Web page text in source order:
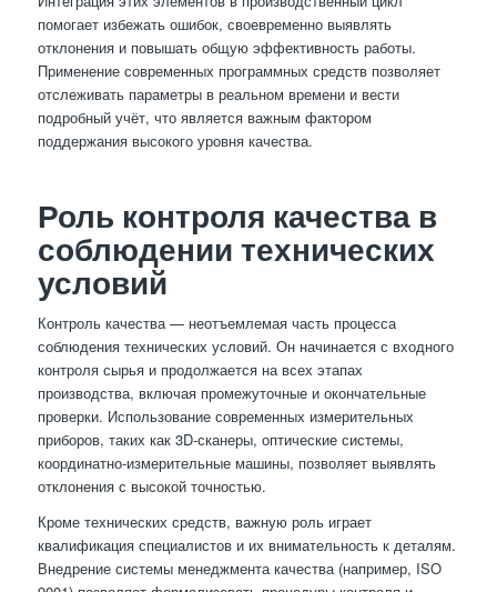
помогает избежать ошибок, своевременно выявлять
отклонения и повышать общую эффективность работы.
Применение современных программных средств позволяет
отслеживать параметры в реальном времени и вести
подробный учёт, что является важным фактором
поддержания высокого уровня качества.
Роль контроля качества в
соблюдении технических
условий
Контроль качества — неотъемлемая часть процесса
соблюдения технических условий. Он начинается с входного
контроля сырья и продолжается на всех этапах
производства, включая промежуточные и окончательные
проверки. Использование современных измерительных
приборов, таких как 3D-сканеры, оптические системы,
координатно-измерительные машины, позволяет выявлять
отклонения с высокой точностью.
Кроме технических средств, важную роль играет
квалификация специалистов и их внимательность к деталям.
Внедрение системы менеджмента качества (например, ISO